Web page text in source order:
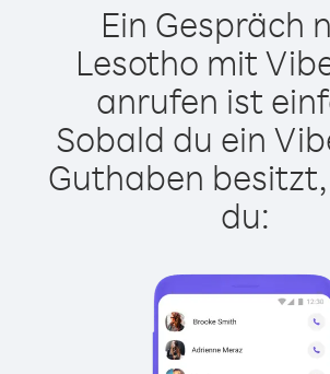
Ein Gespräch
Lesotho mit
anrufen ist
Sobald du ein
Guthaben
du: